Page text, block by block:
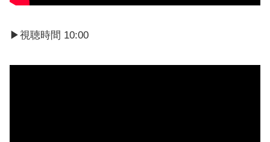
▶視聴時間 10:00